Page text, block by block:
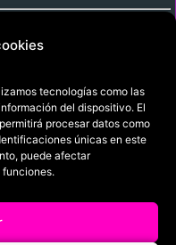
tecnologías como las
del dispositivo. El
procesar datos como
únicas en este
puede afectar